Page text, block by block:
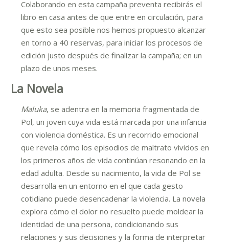
Colaborando en esta campaña preventa recibirás el
libro en casa antes de que entre en circulación, para
que esto sea posible nos hemos propuesto alcanzar
en torno a 40 reservas, para iniciar los procesos de
edición justo después de finalizar la campaña; en un
plazo de unos meses.
La Novela
Maluka, se adentra en la memoria fragmentada de
Pol, un joven cuya vida está marcada por una infancia
con violencia doméstica. Es un recorrido emocional
que revela cómo los episodios de maltrato vividos en
los primeros años de vida continúan resonando en la
edad adulta. Desde su nacimiento, la vida de Pol se
desarrolla en un entorno en el que cada gesto
cotidiano puede desencadenar la violencia. La novela
explora cómo el dolor no resuelto puede moldear la
identidad de una persona, condicionando sus
relaciones y sus decisiones y la forma de interpretar